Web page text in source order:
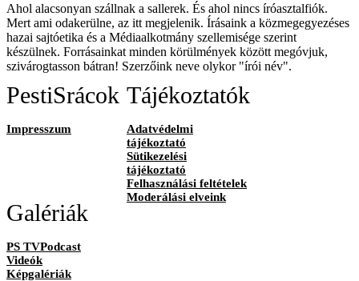
Ahol alacsonyan szállnak a sallerek. És ahol nincs íróasztalfiók.
Mert ami odakerülne, az itt megjelenik. Írásaink a közmegegyezéses
hazai sajtóetika és a Médiaalkotmány szellemisége szerint
készülnek. Forrásainkat minden körülmények között megóvjuk,
szivárogtasson bátran! Szerzőink neve olykor "írói név".
PestiSrácok
Impresszum
Tájékoztatók
Adatvédelmi
tájékoztató
Sütikezelési
tájékoztató
Felhasználási feltételek
Moderálási elveink
Galériák
PS TVPodcast
Videók
Képgalériák